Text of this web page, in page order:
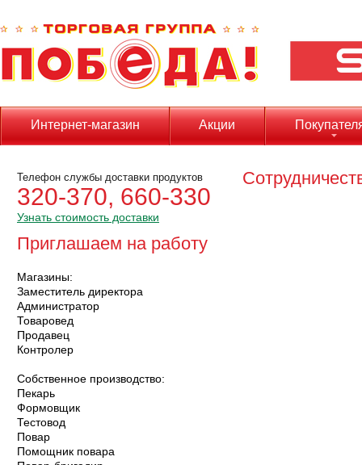
Интернет-магазин Акции
Телефон службы доставки продуктов
320-370, 660-330
Узнать стоимость доставки
Приглашаем на работу
Магазины:
Заместитель директора
Администратор
Товаровед
Продавец
Контролер
Собственное производство:
Пекарь
Формовщик
Тестовод
Повар
Помощник повара